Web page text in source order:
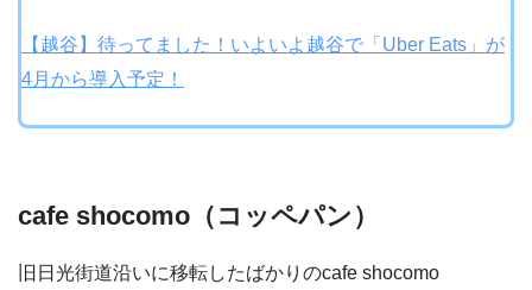
【越谷】待ってました！いよいよ越谷で「Uber Eats」が
4月から導入予定！
cafe shocomo（コッペパン）
旧日光街道沿いに移転したばかりのcafe shocomo